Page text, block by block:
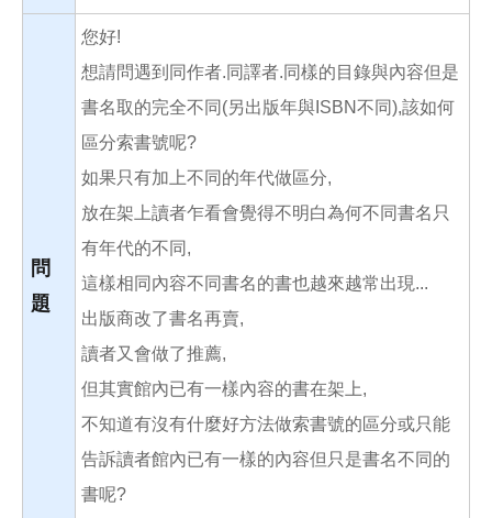
問
題
您好!
想請問遇到同作者.同譯者.同樣的目錄與內容但是
書名取的完全不同(另出版年與ISBN不同),該如何
區分索書號呢?
如果只有加上不同的年代做區分,
放在架上讀者乍看會覺得不明白為何不同書名只
有年代的不同,
這樣相同內容不同書名的書也越來越常出現...
出版商改了書名再賣,
讀者又會做了推薦,
但其實館內已有一樣內容的書在架上,
不知道有沒有什麼好方法做索書號的區分或只能
告訴讀者館內已有一樣的內容但只是書名不同的
書呢?